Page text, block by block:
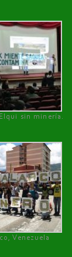
sin minería.
Venezuela